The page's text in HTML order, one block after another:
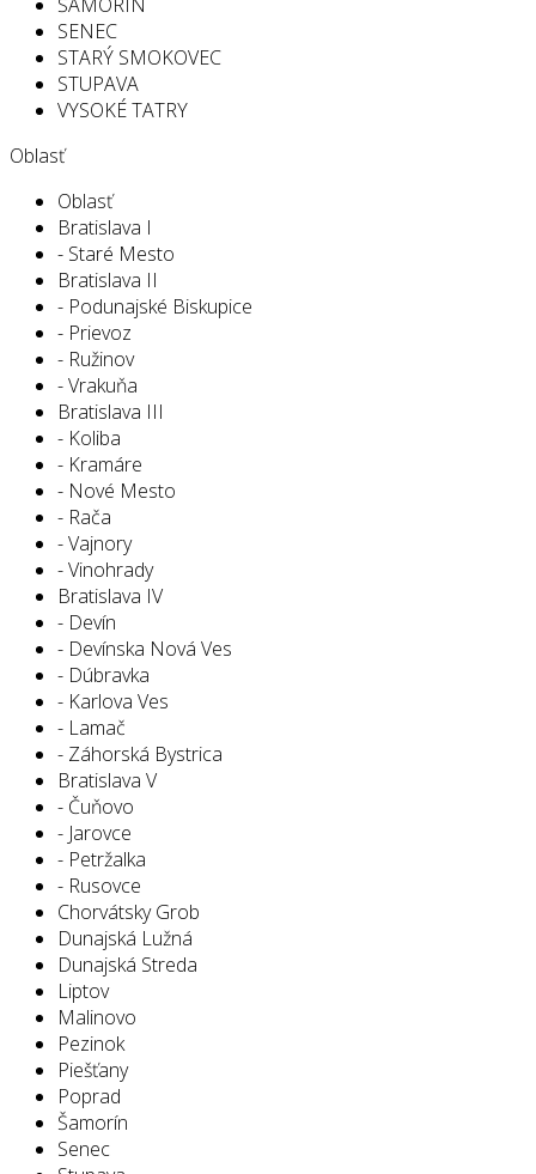
SENEC
STARÝ SMOKOVEC
STUPAVA
VYSOKÉ TATRY
Oblasť
Oblasť
Bratislava I
- Staré Mesto
Bratislava II
- Podunajské Biskupice
- Prievoz
- Ružinov
- Vrakuňa
Bratislava III
- Koliba
- Kramáre
- Nové Mesto
- Rača
- Vajnory
- Vinohrady
Bratislava IV
- Devín
- Devínska Nová Ves
- Dúbravka
- Karlova Ves
- Lamač
- Záhorská Bystrica
Bratislava V
- Čuňovo
- Jarovce
- Petržalka
- Rusovce
Chorvátsky Grob
Dunajská Lužná
Dunajská Streda
Liptov
Malinovo
Pezinok
Piešťany
Poprad
Šamorín
Senec